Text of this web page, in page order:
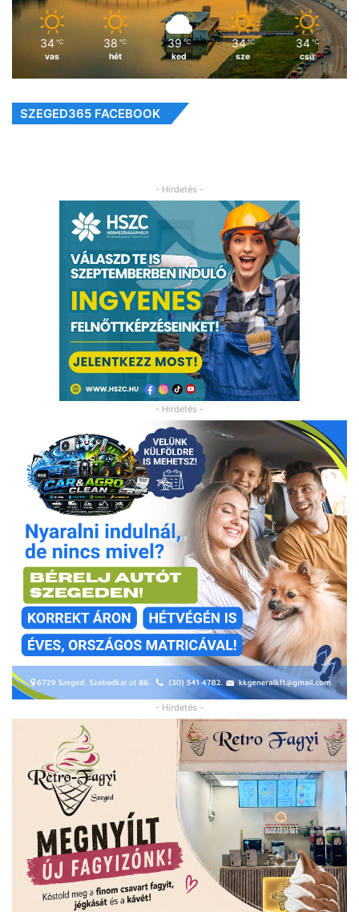
34 ℃
vas
38 ℃
hét
39 ℃
ked
34 ℃
sze
34 ℃
csü
SZEGED365 FACEBOOK
- Hirdetés -
- Hirdetés -
- Hirdetés -